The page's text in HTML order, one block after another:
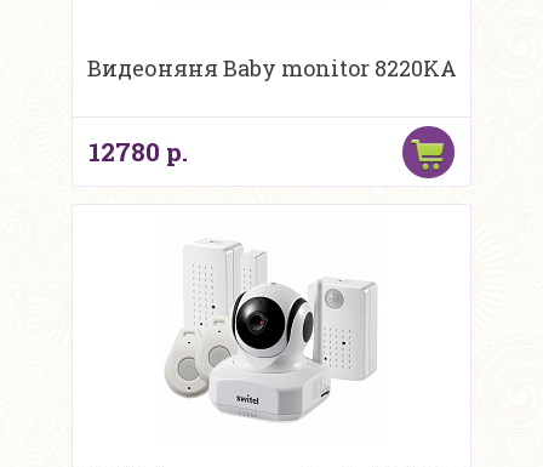
Видеоняня Baby monitor 8220KA
12780 р.